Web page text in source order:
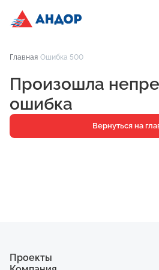
Проекты
Квартиры
Паркинг
Кладовые
Главная Ошибка 500
Произошла
ошибка
Вернуться на
Проекты